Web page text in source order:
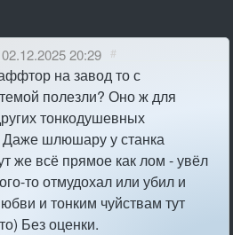
02.12.2025 20:29 #
на завод то с
полезли? Оно ж для
тонкодушевных
шлюшару у станка
же всё прямое как лом - увёл
то отмудохал или убил и
и тонким чуйствам тут
Без оценки.